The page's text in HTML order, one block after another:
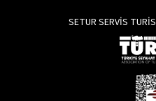
SETUR SERVİS